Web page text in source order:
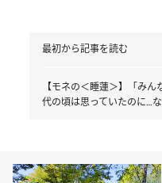
最初から記事を読む
【モネの＜睡蓮＞】「み
代の頃は思っていたのに…